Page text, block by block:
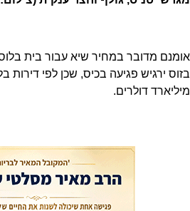
אומנם מדובר במחיר שיא עבור בית
מיליארד דולרים.